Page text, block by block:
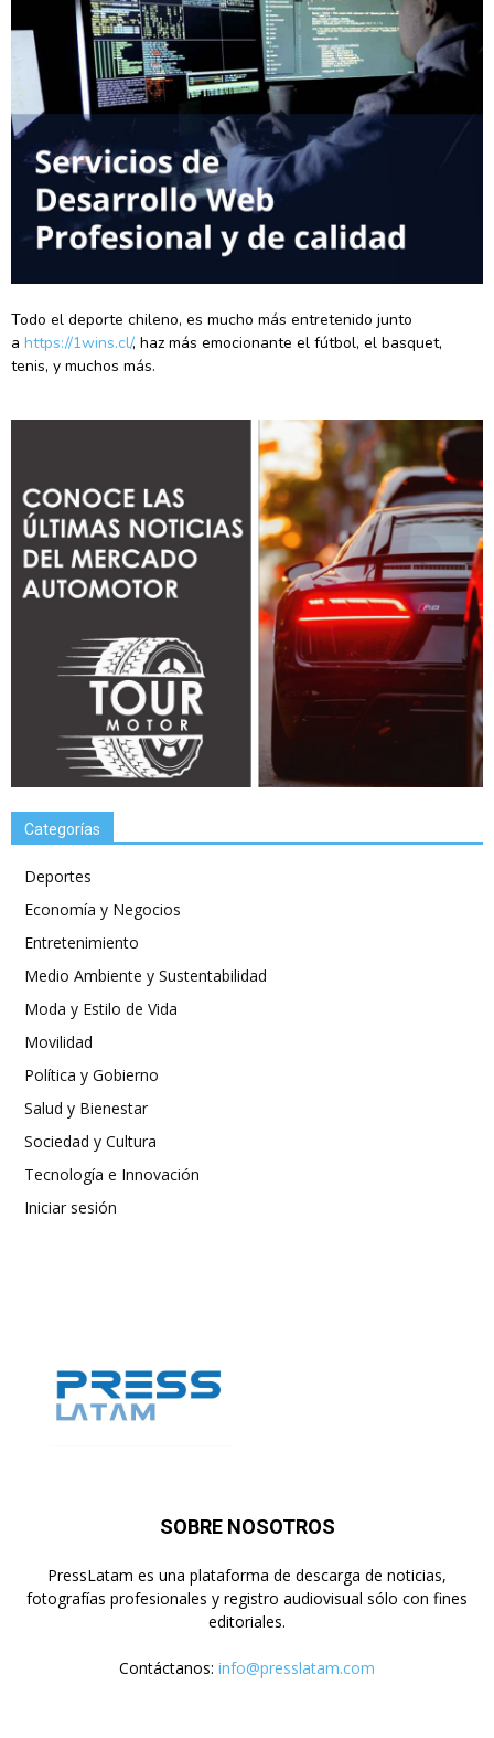
Todo el deporte chileno, es mucho más entretenido junto
a https://1wins.cl/, haz más emocionante el fútbol, el basquet,
tenis, y muchos más.
Categorías
Deportes
Economía y Negocios
Entretenimiento
Medio Ambiente y Sustentabilidad
Moda y Estilo de Vida
Movilidad
Política y Gobierno
Salud y Bienestar
Sociedad y Cultura
Tecnología e Innovación
Iniciar sesión
SOBRE NOSOTROS
PressLatam es una plataforma de descarga de noticias,
fotografías profesionales y registro audiovisual sólo con fines
editoriales.
Contáctanos: info@presslatam.com